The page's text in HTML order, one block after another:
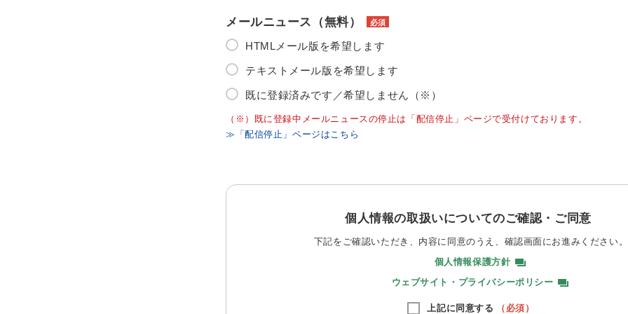
メールニュース（無料） 必須
HTMLメール版を希望します
テキストメール版を希望します
既に登録済みです／希望しません（※）
（※）既に登録中メールニュースの停止は「配信停止」ページで受付けております。
≫「配信停止」ページはこちら
個人情報の取扱いについてのご確認・ご同意
下記をご確認いただき、内容に同意のうえ、 確認画面にお進みください。
個人情報保護方針
ウェブサイト・プライバシーポリシー
上記に同意する （必須）